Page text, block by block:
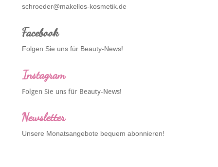
schroeder@makellos-kosmetik.de
Facebook
Folgen Sie uns für Beauty-News!
Instagram
Folgen Sie uns für Beauty-News!
Newsletter
Unsere Monatsangebote bequem abonnieren!